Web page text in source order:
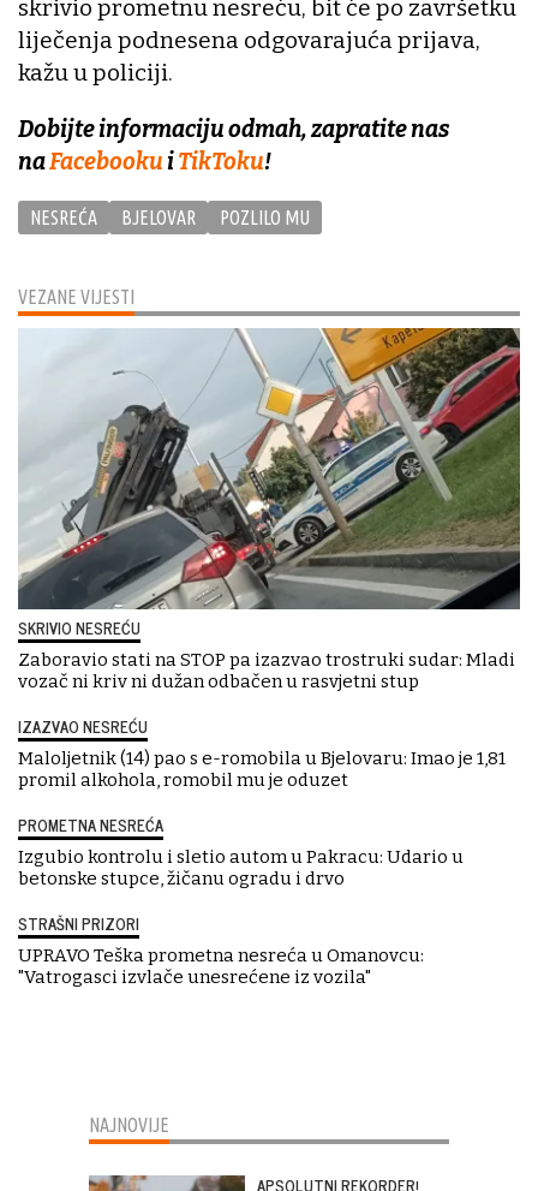
VEZANE VIJESTI
SKRIVIO NESREĆU
Zaboravio stati na STOP pa izazvao trostruki sudar: Mladi
vozač ni kriv ni dužan odbačen u rasvjetni stup
IZAZVAO NESREĆU
Maloljetnik (14) pao s e-romobila u Bjelovaru: Imao je 1,81
promil alkohola, romobil mu je oduzet
PROMETNA NESREĆA
Izgubio kontrolu i sletio autom u Pakracu: Udario u
betonske stupce, žičanu ogradu i drvo
STRAŠNI PRIZORI
UPRAVO Teška prometna nesreća u Omanovcu:
"Vatrogasci izvlače unesrećene iz vozila"
skrivio prometnu nesreću, bit će po završetku
liječenja podnesena odgovarajuća prijava,
kažu u policiji.
Dobijte informaciju odmah, zapratite nas
naFacebookuiTikToku!
NESREĆA BJELOVAR POZLILO MU
NAJNOVIJE
APSOLUTNI REKORDER!